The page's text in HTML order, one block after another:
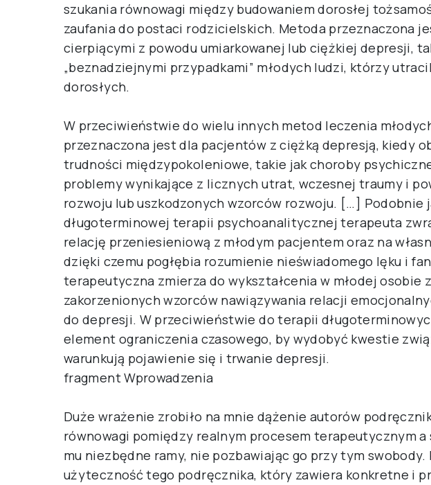
szukania równowagi między budowaniem dorosłej
zaufania do postaci rodzicielskich. Metoda przeznaczona
cierpiącymi z powodu umiarkowanej lub ciężkiej depresji,
„beznadziejnymi przypadkami” młodych ludzi, którzy
dorosłych.
W przeciwieństwie do wielu innych metod leczenia
przeznaczona jest dla pacjentów z ciężką depresją, kiedy
trudności międzypokoleniowe, takie jak choroby
problemy wynikające z licznych utrat, wczesnej traumy i
rozwoju lub uszkodzonych wzorców rozwoju. […] Podobnie
długoterminowej terapii psychoanalitycznej terapeuta
relację przeniesieniową z młodym pacjentem oraz na
dzięki czemu pogłębia rozumienie nieświadomego lęku i
terapeutyczna zmierza do wykształcenia w młodej osobie
zakorzenionych wzorców nawiązywania relacji
do depresji. W przeciwieństwie do terapii
element ograniczenia czasowego, by wydobyć kwestie
warunkują pojawienie się i trwanie depresji.
fragment Wprowadzenia
Duże wrażenie zrobiło na mnie dążenie autorów
równowagi pomiędzy realnym procesem terapeutycznym
mu niezbędne ramy, nie pozbawiając go przy tym
użyteczność tego podręcznika, który zawiera konkretne i